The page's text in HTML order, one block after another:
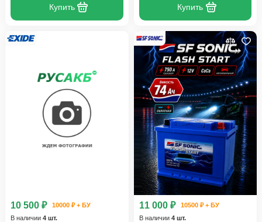
Купить Купить
10 500 ₽
10000 ₽ + БУ
В наличии 4 шт.
11 000 ₽
10500 ₽ + БУ
В наличии 4 шт.